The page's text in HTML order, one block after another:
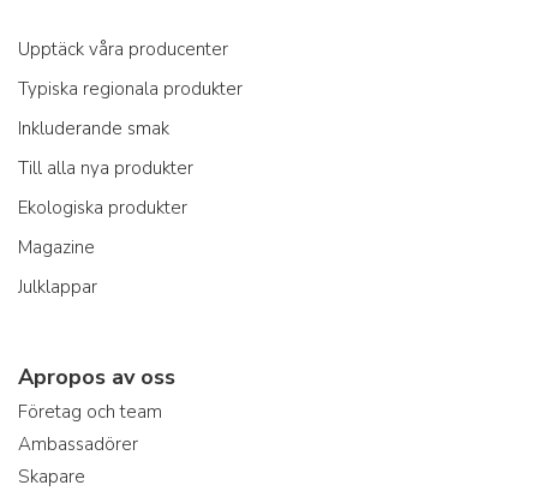
Upptäck våra producenter
Typiska regionala produkter
Inkluderande smak
Till alla nya produkter
Ekologiska produkter
Magazine
Julklappar
Apropos av oss
Företag och team
Ambassadörer
Skapare